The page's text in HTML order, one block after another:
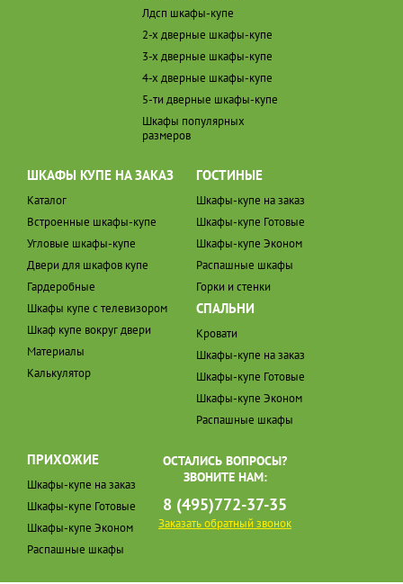
Лдсп шкафы-купе
2-х дверные шкафы-купе
3-х дверные шкафы-купе
4-х дверные шкафы-купе
5-ти дверные шкафы-купе
Шкафы популярных
размеров
ШКАФЫ КУПЕ НА ЗАКАЗ
Каталог
Встроенные шкафы-купе
Угловые шкафы-купе
Двери для шкафов купе
Гардеробные
Шкафы купе с телевизором
Шкаф купе вокруг двери
Материалы
Калькулятор
ГОСТИНЫЕ
Шкафы-купе на заказ
Шкафы-купе Готовые
Шкафы-купе Эконом
Распашные шкафы
Горки и стенки
СПАЛЬНИ
Кровати
Шкафы-купе на заказ
Шкафы-купе Готовые
Шкафы-купе Эконом
Распашные шкафы
ПРИХОЖИЕ
Шкафы-купе на заказ
Шкафы-купе Готовые
Шкафы-купе Эконом
Распашные шкафы
ОСТАЛИСЬ ВОПРОСЫ?
ЗВОНИТЕ НАМ:
8 (495)772-37-35
Заказать обратный звонок